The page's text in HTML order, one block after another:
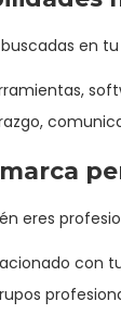
en
eres
con